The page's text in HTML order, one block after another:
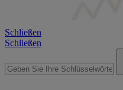
Schließen
Schließen